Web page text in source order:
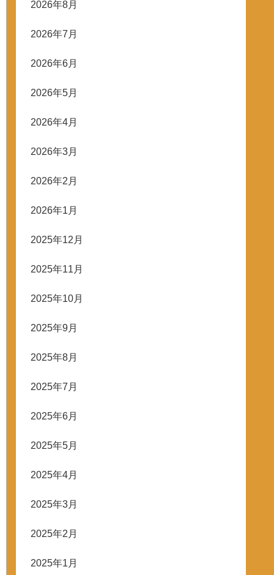
2026年8月
2026年7月
2026年6月
2026年5月
2026年4月
2026年3月
2026年2月
2026年1月
2025年12月
2025年11月
2025年10月
2025年9月
2025年8月
2025年7月
2025年6月
2025年5月
2025年4月
2025年3月
2025年2月
2025年1月